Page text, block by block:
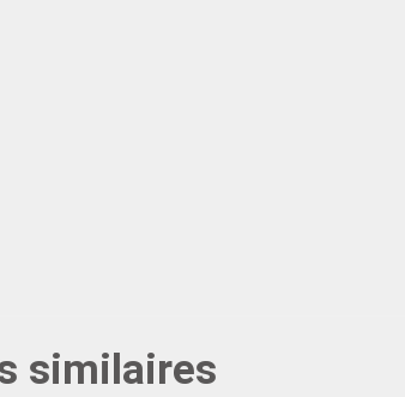
similaires